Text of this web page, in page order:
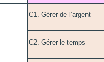
C1. Gérer de l’argent
C2. Gérer le temps